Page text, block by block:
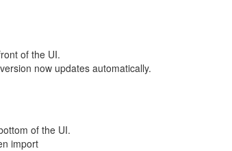
of the UI.
now updates automatically.
of the UI.
import